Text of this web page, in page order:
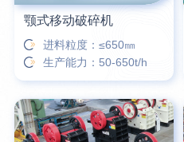
颚式移动破碎机
进料粒度：≤650㎜
生产能力：50-650t/h